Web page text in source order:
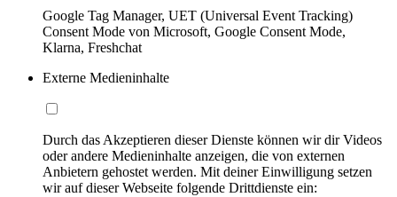
Google Tag Manager, UET (Universal Event Tracking)
Consent Mode von Microsoft, Google Consent Mode,
Klarna, Freshchat
Externe Medieninhalte
Durch das Akzeptieren dieser Dienste können wir dir Videos
oder andere Medieninhalte anzeigen, die von externen
Anbietern gehostet werden. Mit deiner Einwilligung setzen
wir auf dieser Webseite folgende Drittdienste ein: